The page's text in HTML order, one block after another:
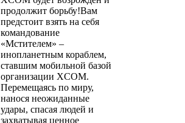
продолжит борьбу!Вам
предстоит взять на себя
командование
«Мстителем» –
инопланетным кораблем,
ставшим мобильной базой
организации XCOM.
Перемещаясь по миру,
нанося неожиданные
удары, спасая людей и
захватывая ценное